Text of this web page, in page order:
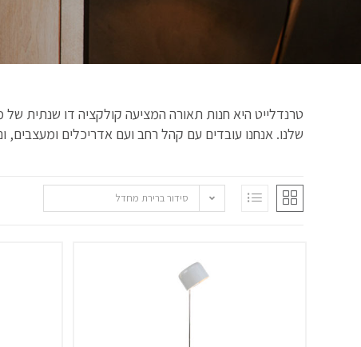
טרנדלייט היא חנות תאורה המציעה קולקציה דו שנתית של
שלנו. אנחנו עובדים עם קהל רחב ועם אדריכלים ומעצבים,
סידור ברירת מחדל